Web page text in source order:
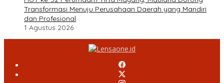
Transformasi Menuju Perusahaan Daerah yang Mandiri
dan Profesional
1 Agustus 2026